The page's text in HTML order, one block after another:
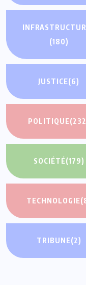
(180)
JUSTICE(6)
POLITIQUE
SOCIÉTÉ(179)
TECHNOLOGIE
TRIBUNE(2)